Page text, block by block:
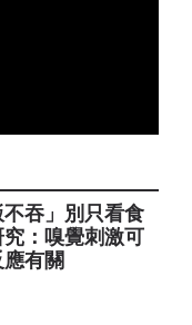
吞」別只看食
：嗅覺刺激可
有關